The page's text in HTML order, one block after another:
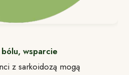
wsparcie
z sarkoidozą mogą